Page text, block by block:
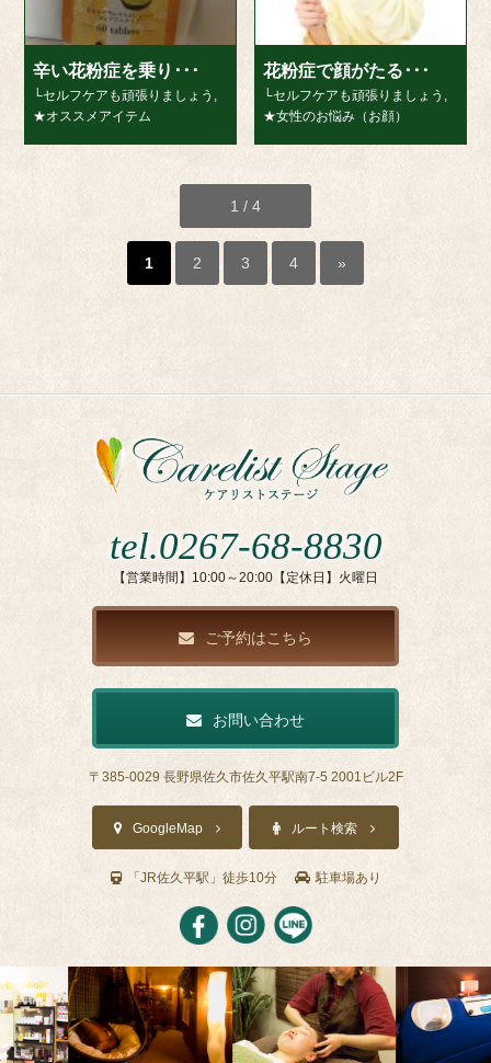
辛い花粉症を乗り･･･
└セルフケアも頑張りましょう ,
★オススメアイテム
花粉症で顔がたる･･･
└セルフケアも頑張りましょう ,
★女性のお悩み（お顔）
1 / 4
1 2 3 4 »
tel.0267-68-8830
【営業時間】10:00～20:00【定休日】火曜日
ご予約はこちら
お問い合わせ
〒385-0029 長野県佐久市佐久平駅南7-5 2001ビル2F
GoogleMap ルート検索
「JR佐久平駅」徒歩10分 駐車場あり